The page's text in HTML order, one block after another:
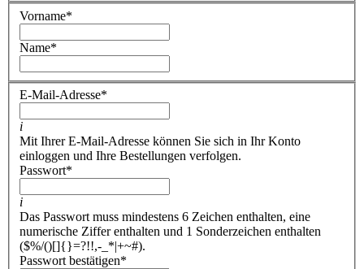
Vorname*
Name*
E-Mail-Adresse*
i
Mit Ihrer E-Mail-Adresse können Sie sich in Ihr Konto
einloggen und Ihre Bestellungen verfolgen.
Passwort*
i
Das Passwort muss mindestens 6 Zeichen enthalten, eine
numerische Ziffer enthalten und 1 Sonderzeichen enthalten
($%/()[]{}=?!!,-_*|+~#).
Passwort bestätigen*